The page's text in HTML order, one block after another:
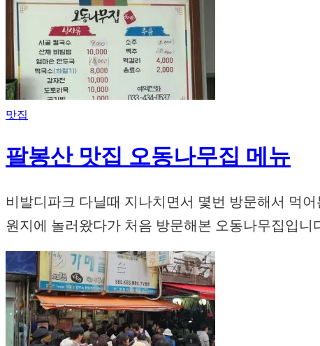
맛집
팔봉산 맛집 오동나무집 메뉴
비발디파크 다닐때 지나치면서 몇번 방문해서 먹
원지에 놀러왔다가 처음 방문해본 오동나무집입